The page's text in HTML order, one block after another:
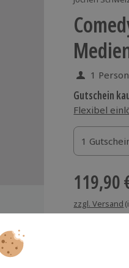
1 Person
Gutschein
Flexibel
1 Gutschein
1
1
119,90
zzgl. Versand